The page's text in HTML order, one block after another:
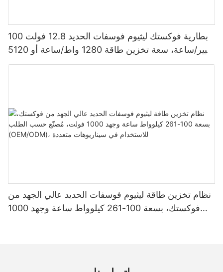
بطارية فوكستك ليثيوم فوسفات الحديد 12.8 فولت 100
أمبير/ساعة، سعة تخزين طاقة 1280 واط/ساعة أو 5120
واط/ساعة، مقاومة للماء والغبار بمعيار IP65، مناسبة
نظام تخزين طاقة ليثيوم فوسفات الحديد عالي الجهد من
فوكستك، بسعة 100-261 كيلوواط ساعة وجهد 1000